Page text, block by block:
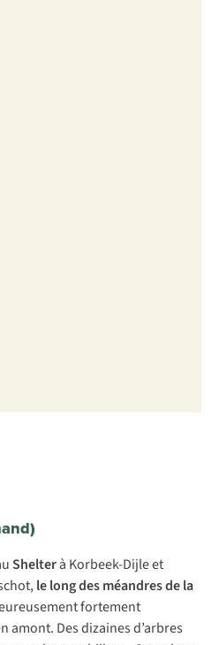
Shelterà Korbeek-Dijle et
le long des méandres de la
fortement
amont. Des dizaines d’arbres